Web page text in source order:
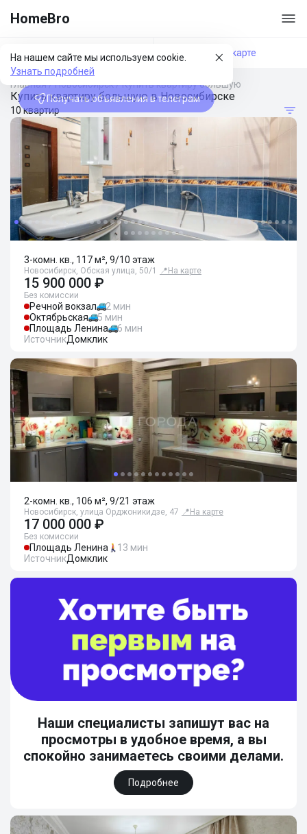
HomeBro
На нашем сайте мы используем cookie.
Узнать подробней
Получать объявления в телеграм
Фильтры На карте
Главная/Новосибирск/Купить квартиру большую
Купить квартиру большую в Новосибирске
10 квартир
3-комн. кв., 117 м², 9/10 этаж
Новосибирск, Обская улица, 50/1 📍 На карте
15 900 000 ₽
Без комиссии
Речной вокзал
2 мин
Октябрьская
5 мин
Площадь Ленина
6 мин
ИсточникДомклик
2-комн. кв., 106 м², 9/21 этаж
Новосибирск, улица Орджоникидзе, 47 📍 На карте
17 000 000 ₽
Без комиссии
Площадь Ленина
13 мин
ИсточникДомклик
Наши специалисты запишут вас на
просмотры в удобное время, а вы
спокойно занимаетесь своими делами.
Подробнее